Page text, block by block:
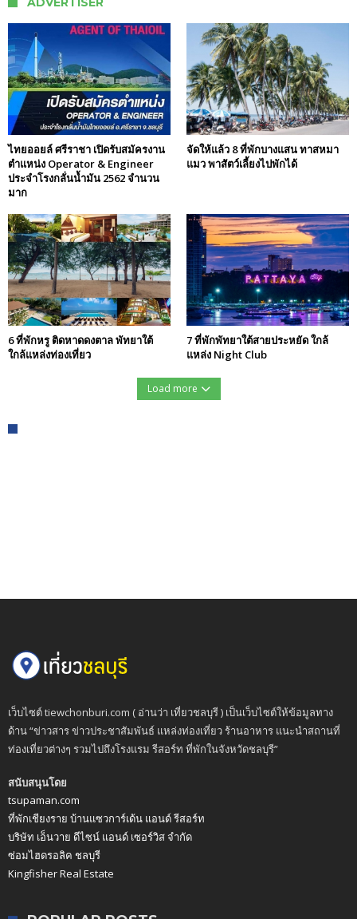
ไทยออยล์ ศรีราชา เปิดรับสมัครงาน
ตำแหน่ง Operator & Engineer
ประจำโรงกลั่นน้ำมัน 2562 จำนวน
มาก
จัดให้แล้ว 8 ที่พักบางแสน ทาสหมา
แมว พาสัตว์เลี้ยงไปพักได้
6 ที่พักหรู ติดหาดดงตาล พัทยาใต้
ใกล้แหล่งท่องเที่ยว
7 ที่พักพัทยาใต้สายประหยัด ใกล้
แหล่ง Night Club
Load more
เว็บไซต์ tiewchonburi.com ( อ่านว่า เที่ยวชลบุรี ) เป็นเว็บไซต์ให้ข้อมูลทาง
ด้าน “ข่าวสาร ข่าวประชาสัมพันธ์ แหล่งท่องเที่ยว ร้านอาหาร แนะนำสถานที่
ท่องเที่ยวต่างๆ รวมไปถึงโรงแรม รีสอร์ท ที่พักในจังหวัดชลบุรี”
สนับสนุนโดย
tsupaman.com
ที่พักเชียงราย บ้านแซวการ์เด้น แอนด์ รีสอร์ท
บริษัท เอ็นวาย ดีไซน์ แอนด์ เซอร์วิส จำกัด
ซ่อมไฮดรอลิค ชลบุรี
Kingfisher Real Estate